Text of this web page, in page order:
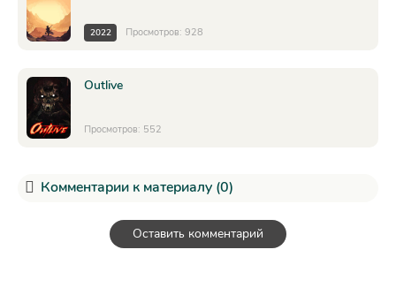
2022 Просмотров: 928
Outlive
Просмотров: 552
Комментарии к материалу (0)
Оставить комментарий